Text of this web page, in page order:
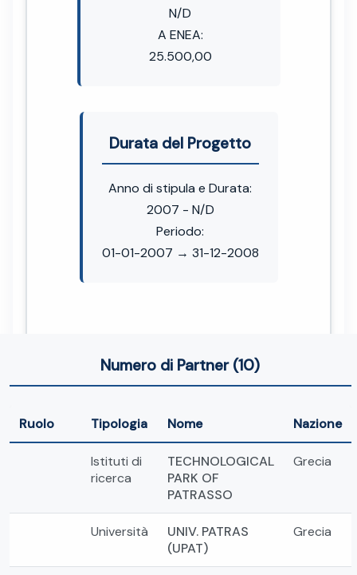
N/D
A ENEA:
25.500,00
Durata del Progetto
Anno di stipula e Durata:
2007 - N/D
Periodo:
01-01-2007 → 31-12-2008
Numero di Partner (10)
Ruolo Tipologia Nome Nazione
Istituti di
ricerca
TECHNOLOGICAL
PARK OF
PATRASSO
Grecia
Università
UNIV. PATRAS
(UPAT)
Grecia